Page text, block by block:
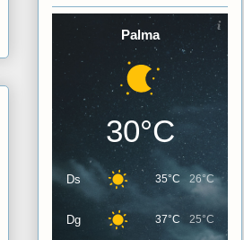
Palma
30°C
Ds 35°C 26°C
Dg 37°C 25°C